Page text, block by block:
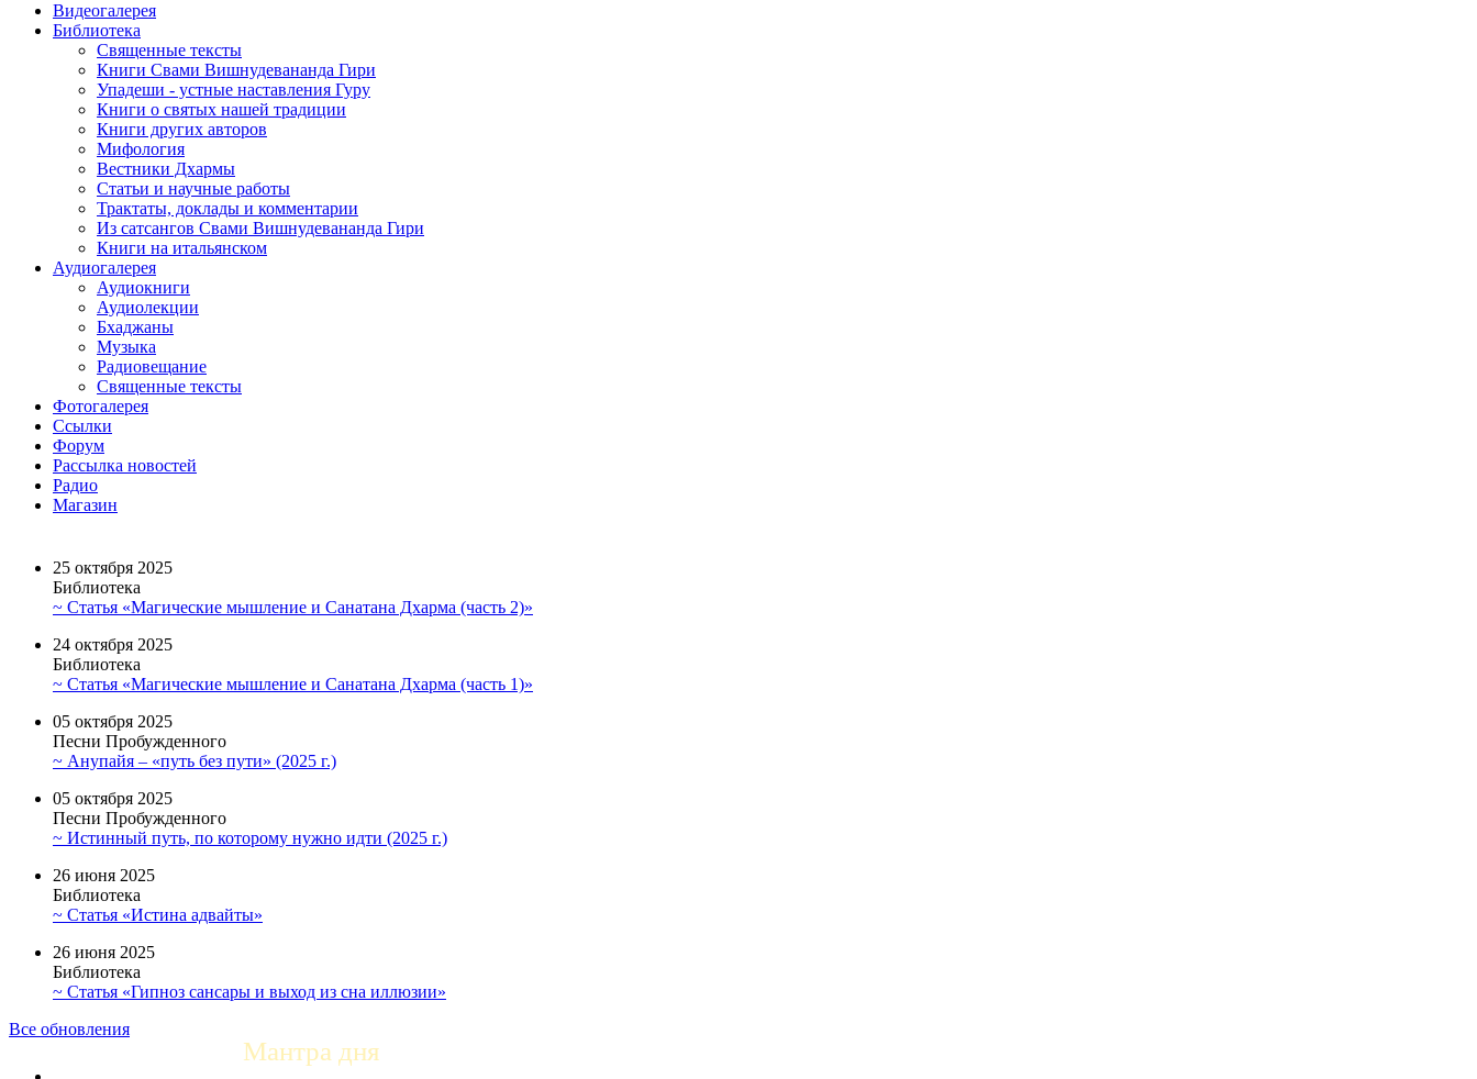
Видеогалерея
Библиотека
Священные тексты
Книги Свами Вишнудевананда Гири
Упадеши - устные наставления Гуру
Книги о святых нашей традиции
Книги других авторов
Мифология
Вестники Дхармы
Статьи и научные работы
Трактаты, доклады и комментарии
Из сатсангов Свами Вишнудевананда Гири
Книги на итальянском
Аудиогалерея
Аудиокниги
Аудиолекции
Бхаджаны
Музыка
Радиовещание
Священные тексты
Фотогалерея
Ссылки
Форум
Рассылка новостей
Радио
Магазин
25 октября 2025
Библиотека
~ Статья «Магические мышление и Санатана Дхарма (часть 2)»
24 октября 2025
Библиотека
~ Статья «Магические мышление и Санатана Дхарма (часть 1)»
05 октября 2025
Песни Пробужденного
~ Анупайя – «путь без пути» (2025 г.)
05 октября 2025
Песни Пробужденного
~ Истинный путь, по которому нужно идти (2025 г.)
26 июня 2025
Библиотека
~ Статья «Истина адвайты»
26 июня 2025
Библиотека
~ Статья «Гипноз сансары и выход из сна иллюзии»
Все обновления
Мантра дня